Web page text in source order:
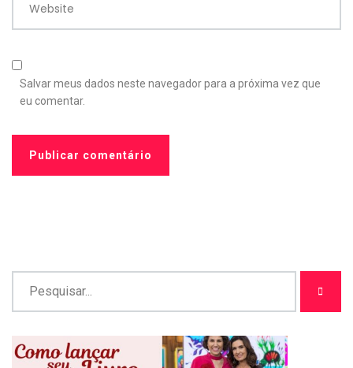
Website
Salvar meus dados neste navegador para a próxima vez que
eu comentar.